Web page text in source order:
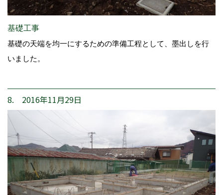
基礎工事
基礎の天端を均一にするための準備工程として、墨出しを行
いました。
8. 2016年11月29日